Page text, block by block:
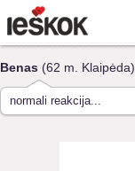
Benas (62 m. Klaipėda)
normali reakcija...